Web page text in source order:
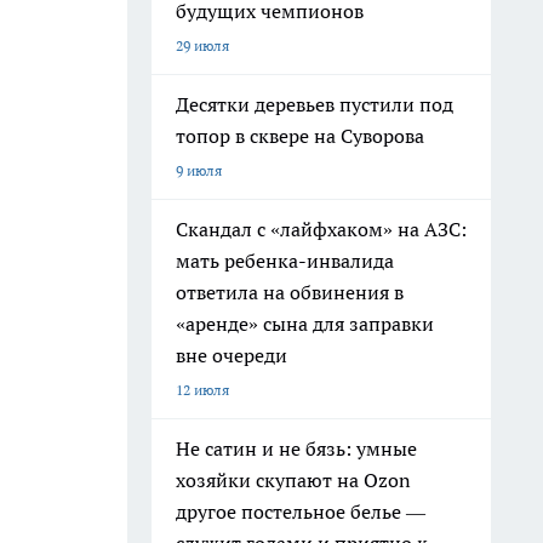
будущих чемпионов
29 июля
Десятки деревьев пустили под
топор в сквере на Суворова
9 июля
Скандал с «лайфхаком» на АЗС:
мать ребенка-инвалида
ответила на обвинения в
«аренде» сына для заправки
вне очереди
12 июля
Не сатин и не бязь: умные
хозяйки скупают на Ozon
другое постельное белье —